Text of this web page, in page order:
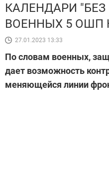
КАЛЕНДАРИ
ВОЕННЫХ 5 ОШП
27.01.2023 13:33
По словам военных,
дает возможность
меняющейся линии